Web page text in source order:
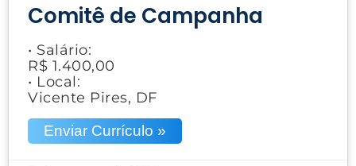
Comitê de Campanha
• Salário:
R$ 1.400,00
• Local:
Vicente Pires, DF
Enviar Currículo »